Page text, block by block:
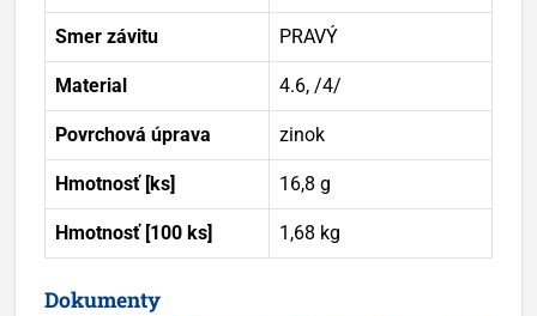
Smer závitu PRAVÝ
Material 4.6, /4/
Povrchová úprava zinok
Hmotnosť [ks] 16,8 g
Hmotnosť [100 ks] 1,68 kg
Dokumenty